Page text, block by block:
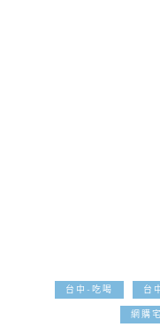
台中-吃喝 台
網購